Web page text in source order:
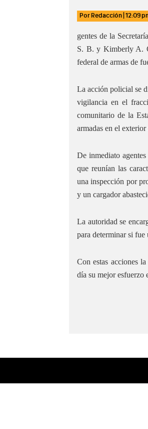
Por Redacción 12:09
gentes de la
S. B. y Kimberly A.
federal de armas de
La acción policial se
vigilancia en el
comunitario de la
armadas en el
De inmediato
que reunían las
una inspección por
y un cargador
La autoridad se
para determinar si
Con estas acciones
día su mejor esfuerzo